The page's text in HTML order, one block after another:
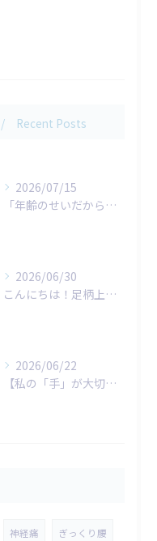
Recent Posts
2026/07/15
「年齢のせいだから仕方がない…」
2026/06/30
こんにちは！足柄上整体院です。
2026/06/22
​【私の「手」が大切にしていること】
神経痛 ぎっくり腰